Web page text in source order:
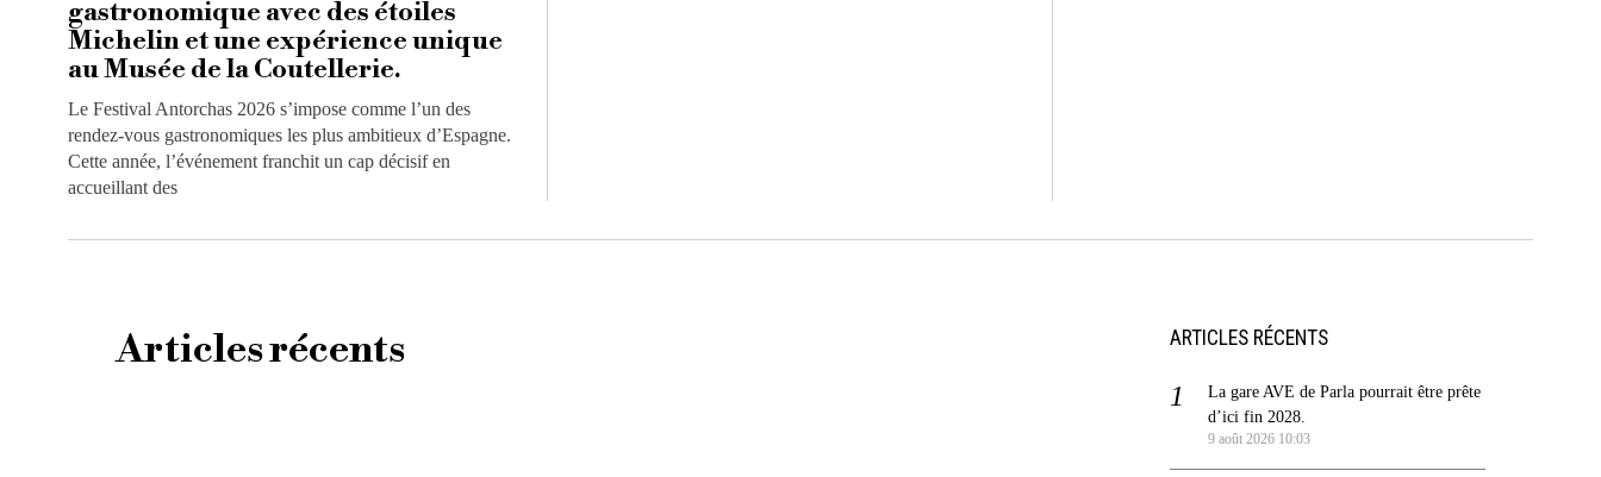
gastronomique avec des étoiles
Michelin et une expérience unique
au Musée de la Coutellerie.
Le Festival Antorchas 2026 s’impose comme l’un des
rendez-vous gastronomiques les plus ambitieux d’Espagne.
Cette année, l’événement franchit un cap décisif en
accueillant des
Articles récents ARTICLES RÉCENTS
La gare AVE de Parla pourrait être prête
d’ici fin 2028.
9 août 2026 10:03